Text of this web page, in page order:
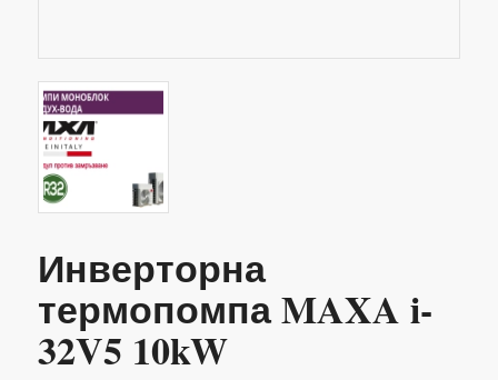
Инверторна
термопомпа MAXA i-
32V5 10kW